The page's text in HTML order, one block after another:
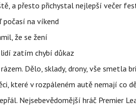
a přesto přichystal nejlepší večer
počasí na víkend
že se žení
zatím chybí důkaz
Dělo, sklady, drony, vše smetla
které v rozpáleném autě nemají co
Nejsebevědomější hráč Premier